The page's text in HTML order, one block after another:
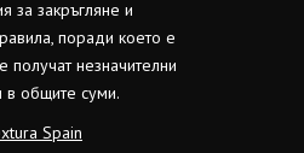
за закръгляне и
поради което е
незначителни
в общите суми.
Spain